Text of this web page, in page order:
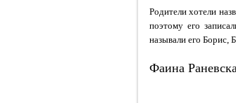
Родители хотели
поэтому его
называли его Борис,
Фаина